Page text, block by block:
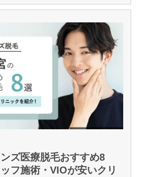
ンズ医療脱毛おすすめ8
フ施術・VIOが安いクリ